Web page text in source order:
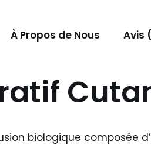
À Propos de Nous Avis
biologique composée